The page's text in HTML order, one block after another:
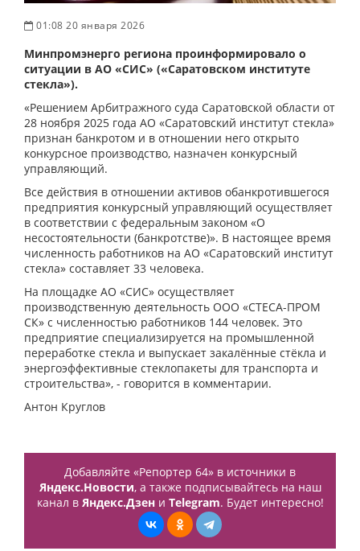
01:08 20 января 2026
Минпромэнерго региона проинформировало о
ситуации в АО «СИС» («Саратовском институте
стекла»).
«Решением Арбитражного суда Саратовской области от
28 ноября 2025 года АО «Саратовский институт стекла»
признан банкротом и в отношении него открыто
конкурсное производство, назначен конкурсный
управляющий.
Все действия в отношении активов обанкротившегося
предприятия конкурсный управляющий осуществляет
в соответствии с федеральным законом «О
несостоятельности (банкротстве)». В настоящее время
численность работников на АО «Саратовский институт
стекла» составляет 33 человека.
На площадке АО «СИС» осуществляет
производственную деятельность ООО «СТЕСА-ПРОМ
СК» с численностью работников 144 человек. Это
предприятие специализируется на промышленной
переработке стекла и выпускает закалённые стёкла и
энергоэффективные стеклопакеты для транспорта и
строительства», - говорится в комментарии.
Антон Круглов
Добавляйте «Репортер 64» в источники в
Яндекс.Новости, а также подписывайтесь на наш
канал в Яндекс.Дзени Telegram. Будет интересно!